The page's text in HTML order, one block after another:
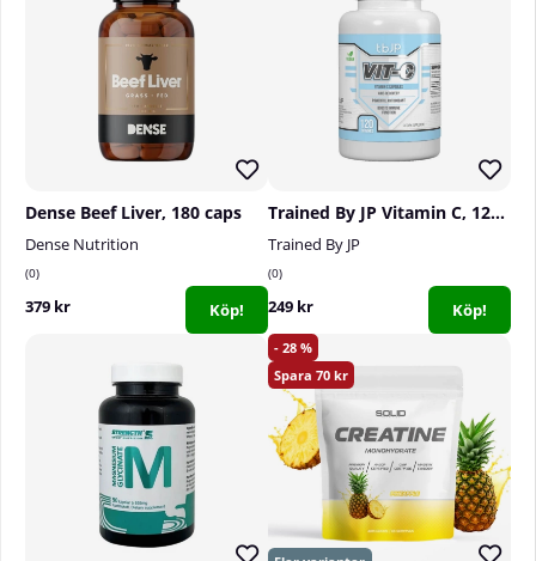
Dense Beef Liver, 180 caps
Dense Nutrition
0
379 kr Köp!
Trained By JP Vitamin C, 120 caps
Trained By JP
0
249 kr Köp!
28
70